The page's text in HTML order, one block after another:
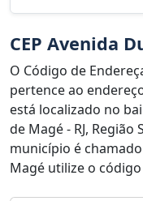
CEP Avenida
O Código de
pertence ao
está localizado no
de Magé - RJ,
município é
Magé utilize o código